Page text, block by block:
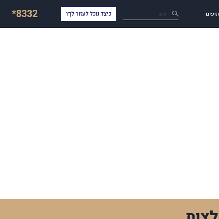
חפש כיצד נוכל לעזור לך? *8332